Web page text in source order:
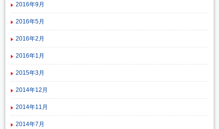
2016年9月
2016年5月
2016年2月
2016年1月
2015年3月
2014年12月
2014年11月
2014年7月